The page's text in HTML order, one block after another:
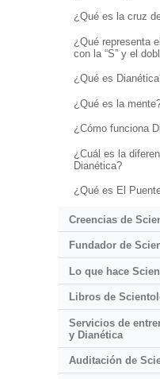
¿Qué es la cruz
¿Qué representa
con la “S” y el
¿Qué es
¿Qué es la
¿Cómo funciona
¿Cuál es la
Dianética?
¿Qué es El
Creencias de
Fundador de
Lo que hace
Libros de
Servicios de
y Dianética
Auditación de